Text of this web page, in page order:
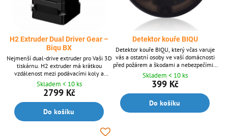
H2 Extruder Dual Driver Gear –
Biqu BX
Nejmenší dual-drive extruder pro Vaši 3D
tiskárnu. H2 extruder má krátkou
vzdálenost mezi podávacími koly a
tryskou - super řešení pro 3D tisk
flexibilních / gumových materiálů.
Skladem < 10 ks
2799 Kč
Do košíku
Detektor kouře BIQU
Detektor kouře BIQU, který včas varuje
vás a ostatní osoby ve vaší domácnosti
před požárem a škodami a nebezpečími s
ním spojenými.
Skladem < 10 ks
399 Kč
Do košíku